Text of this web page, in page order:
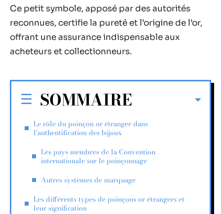
Ce petit symbole, apposé par des autorités
reconnues, certifie la pureté et l’origine de l’or,
offrant une assurance indispensable aux
acheteurs et collectionneurs.
SOMMAIRE
Le rôle du poinçon or étranger dans
l’authentification des bijoux
Les pays membres de la Convention
internationale sur le poinçonnage
Autres systèmes de marquage
Les différents types de poinçons or étrangers et
leur signification